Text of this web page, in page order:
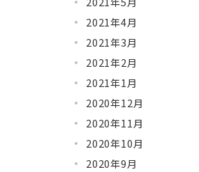
2021年4月
2021年3月
2021年2月
2021年1月
2020年12月
2020年11月
2020年10月
2020年9月